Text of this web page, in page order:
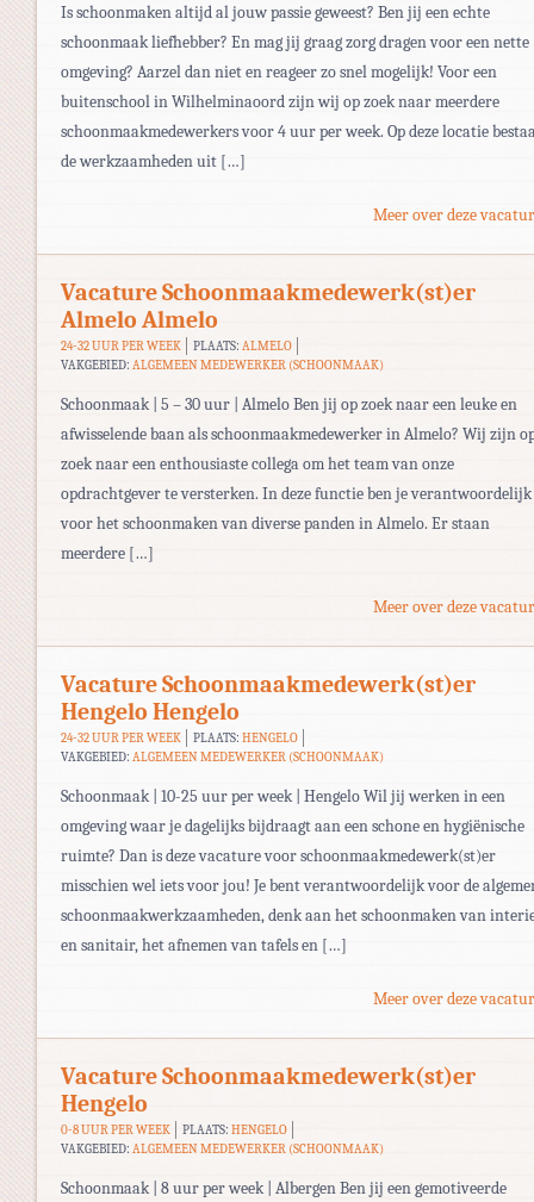
Is schoonmaken altijd al jouw passie geweest? Ben jij een echte
schoonmaak liefhebber? En mag jij graag zorg dragen voor een nette
omgeving? Aarzel dan niet en reageer zo snel mogelijk! Voor een
buitenschool in Wilhelminaoord zijn wij op zoek naar meerdere
schoonmaakmedewerkers voor 4 uur per week. Op deze locatie
de werkzaamheden uit […]
Meer over deze
Vacature Schoonmaakmedewerk(st)er
Almelo Almelo
24-32 UUR PER WEEK PLAATS: ALMELO
VAKGEBIED: ALGEMEEN MEDEWERKER (SCHOONMAAK)
Schoonmaak | 5 – 30 uur | Almelo Ben jij op zoek naar een leuke en
afwisselende baan als schoonmaakmedewerker in Almelo? Wij zijn
zoek naar een enthousiaste collega om het team van onze
opdrachtgever te versterken. In deze functie ben je verantwoordelijk
voor het schoonmaken van diverse panden in Almelo. Er staan
meerdere […]
Meer over deze
Vacature Schoonmaakmedewerk(st)er
Hengelo Hengelo
24-32 UUR PER WEEK PLAATS: HENGELO
VAKGEBIED: ALGEMEEN MEDEWERKER (SCHOONMAAK)
Schoonmaak | 10-25 uur per week | Hengelo Wil jij werken in een
omgeving waar je dagelijks bijdraagt aan een schone en hygiënische
ruimte? Dan is deze vacature voor schoonmaakmedewerk(st)er
misschien wel iets voor jou! Je bent verantwoordelijk voor de
schoonmaakwerkzaamheden, denk aan het schoonmaken van
en sanitair, het afnemen van tafels en […]
Meer over deze
Vacature Schoonmaakmedewerk(st)er
Hengelo
0-8 UUR PER WEEK PLAATS: HENGELO
VAKGEBIED: ALGEMEEN MEDEWERKER (SCHOONMAAK)
Schoonmaak | 8 uur per week | Albergen Ben jij een gemotiveerde